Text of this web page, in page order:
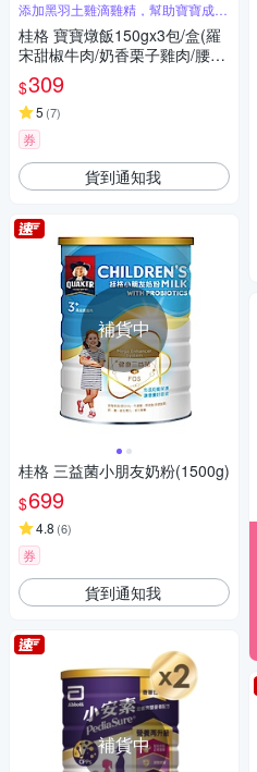
添加黑羽土雞滴雞精，幫助寶寶成長
發育
桂格 寶寶燉飯150gx3包/盒(羅
宋甜椒牛肉/奶香栗子雞肉/腰果
起司豬肉/ 藜麥毛豆鮮蝦)
$309
5 (7)
券
貨到通知我
補貨中
桂格 三益菌小朋友奶粉(1500g)
$699
4.8 (6)
券
貨到通知我
補貨中